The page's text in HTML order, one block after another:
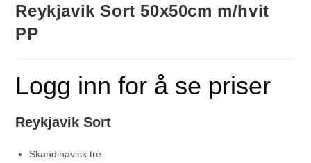
Reykjavik Sort 50x50cm m/hvit
PP
Logg inn for å se priser
Reykjavik Sort
Skandinavisk tre